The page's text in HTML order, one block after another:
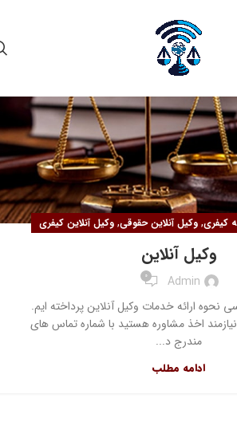
کیفری, وکیل آنلاین حقوقی, وکیل آنلاین کیفری
وکیل آنلاین
Admin
0
نحوه ارائه خدمات وکیل آنلاین پرداخته ایم.
اخذ مشاوره هستید با شماره تماس های
مندرج د...
ادامه مطلب